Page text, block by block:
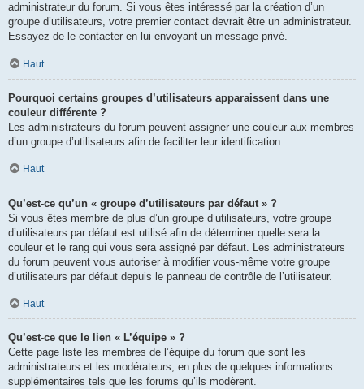
administrateur du forum. Si vous êtes intéressé par la création d’un
groupe d’utilisateurs, votre premier contact devrait être un administrateur.
Essayez de le contacter en lui envoyant un message privé.
Haut
Pourquoi certains groupes d’utilisateurs apparaissent dans une
couleur différente ?
Les administrateurs du forum peuvent assigner une couleur aux membres
d’un groupe d’utilisateurs afin de faciliter leur identification.
Haut
Qu’est-ce qu’un « groupe d’utilisateurs par défaut » ?
Si vous êtes membre de plus d’un groupe d’utilisateurs, votre groupe
d’utilisateurs par défaut est utilisé afin de déterminer quelle sera la
couleur et le rang qui vous sera assigné par défaut. Les administrateurs
du forum peuvent vous autoriser à modifier vous-même votre groupe
d’utilisateurs par défaut depuis le panneau de contrôle de l’utilisateur.
Haut
Qu’est-ce que le lien « L’équipe » ?
Cette page liste les membres de l’équipe du forum que sont les
administrateurs et les modérateurs, en plus de quelques informations
supplémentaires tels que les forums qu’ils modèrent.